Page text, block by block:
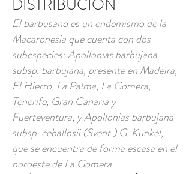
DISTRIBUCIÓN
El barbusano es un endemismo de la
Macaronesia que cuenta con dos
subespecies: Apollonias barbujana
subsp. barbujana, presente en Madeira,
El Hierro, La Palma, La Gomera,
Tenerife, Gran Canaria y
Fuerteventura, y Apollonias barbujana
subsp. ceballosii (Svent.) G. Kunkel,
que se encuentra de forma escasa en el
noroeste de La Gomera.